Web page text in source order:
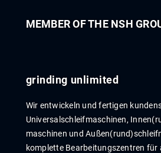
MEMBER OF THE NSH
grinding unlimited
Wir entwickeln und fertigen
Universal­schleif­maschinen,
maschinen und
komplette Bear­beitungs­zentren